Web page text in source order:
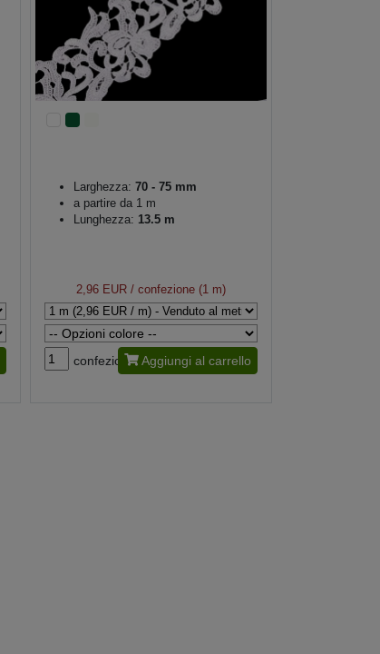
Larghezza: 70 - 75 mm
a partire da 1 m
Lunghezza: 13.5 m
2,96 EUR/ confezione (1 m)
confezione Aggiungi al carrello